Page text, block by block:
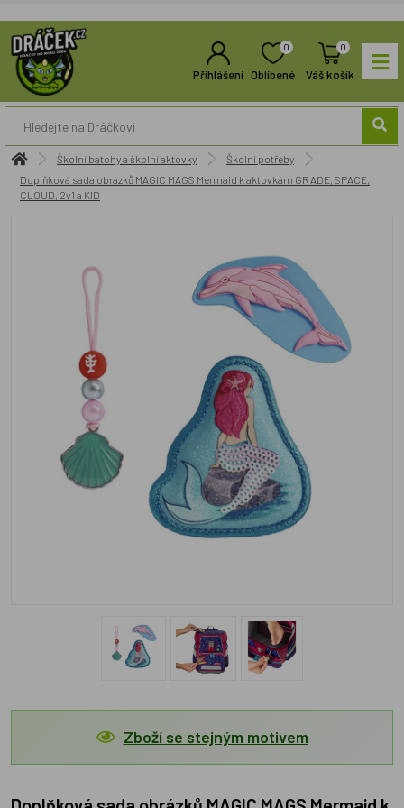
Přihlášení
0
Oblíbené
0
Váš košík
Školní batohy a školní aktovky
Školní potřeby
Doplňková sada obrázků MAGIC MAGS Mermaid k aktovkám GRADE, SPACE,
CLOUD, 2v1 a KID
Zboží se stejným motivem